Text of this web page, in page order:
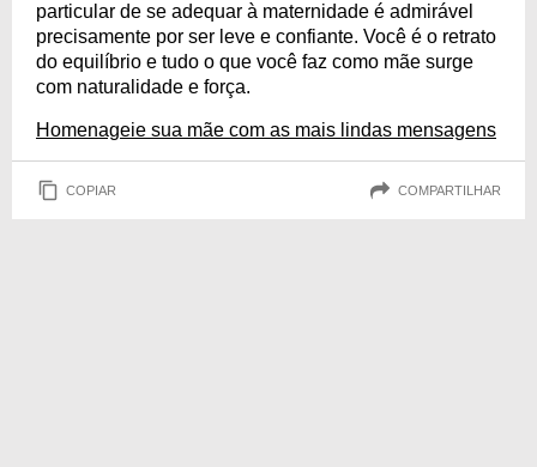
particular de se adequar à maternidade é admirável
precisamente por ser leve e confiante. Você é o retrato
do equilíbrio e tudo o que você faz como mãe surge
com naturalidade e força.
Homenageie sua mãe com as mais lindas mensagens
COPIAR COMPARTILHAR